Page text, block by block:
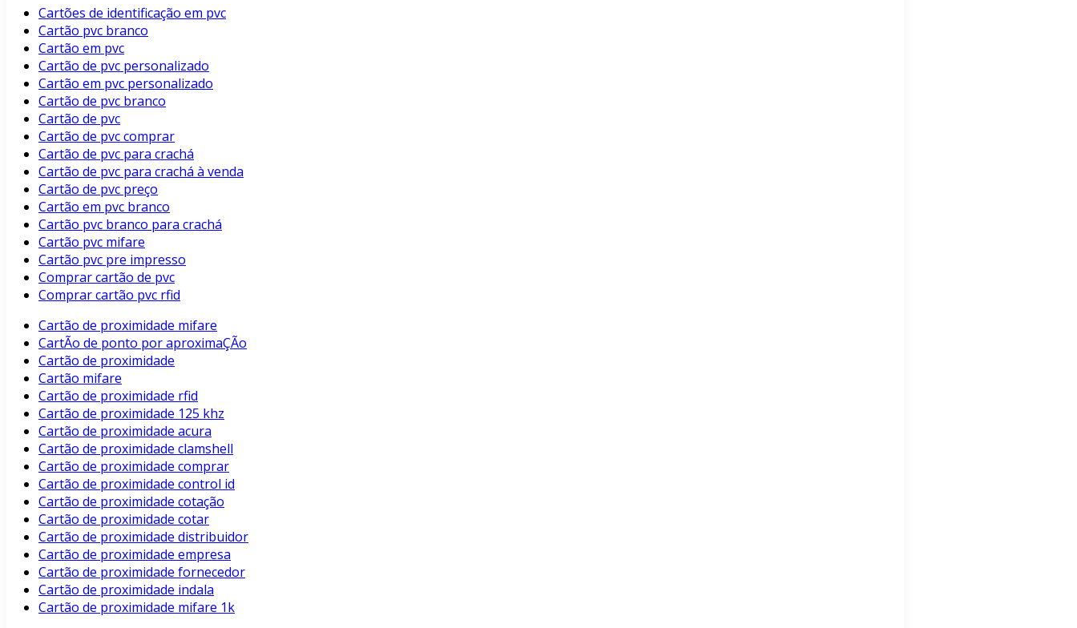
Cartões de identificação em pvc
Cartão pvc branco
Cartão em pvc
Cartão de pvc personalizado
Cartão em pvc personalizado
Cartão de pvc branco
Cartão de pvc
Cartão de pvc comprar
Cartão de pvc para crachá
Cartão de pvc para crachá à venda
Cartão de pvc preço
Cartão em pvc branco
Cartão pvc branco para crachá
Cartão pvc mifare
Cartão pvc pre impresso
Comprar cartão de pvc
Comprar cartão pvc rfid
Cartão de proximidade mifare
CartÃo de ponto por aproximaÇÃo
Cartão de proximidade
Cartão mifare
Cartão de proximidade rfid
Cartão de proximidade 125 khz
Cartão de proximidade acura
Cartão de proximidade clamshell
Cartão de proximidade comprar
Cartão de proximidade control id
Cartão de proximidade cotação
Cartão de proximidade cotar
Cartão de proximidade distribuidor
Cartão de proximidade empresa
Cartão de proximidade fornecedor
Cartão de proximidade indala
Cartão de proximidade mifare 1k